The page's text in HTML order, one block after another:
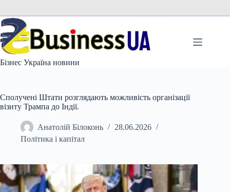
вмісту
Бізнес Україна новини
Сполучені Штати розглядають можливість організації
візиту Трампа до Індії.
Анатолій Білоконь
28.06.2026
Політика і капітал